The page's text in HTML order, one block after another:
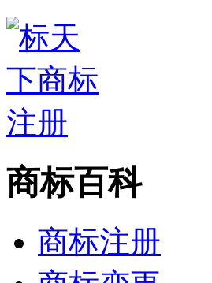
商标百科
商标注册